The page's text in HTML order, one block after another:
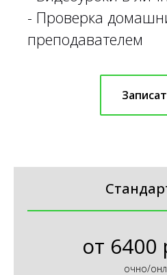
- Проверка
преподавателем
от 6400
очно/